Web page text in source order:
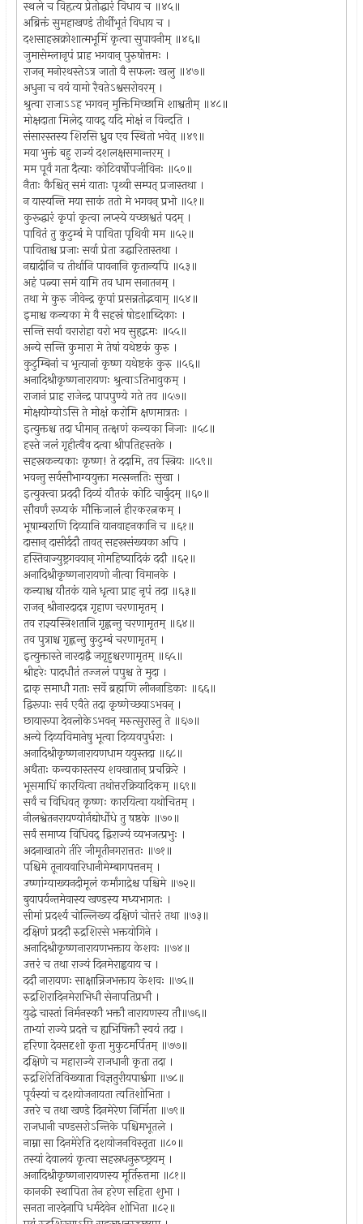
स्थले च विहृत्य प्रेतोद्धारं विधाय च ॥४५॥
अब्रिक्तं सुमहाखण्डं तीर्थीभूतं विधाय च ।
दशसाहस्रक्रोशात्मभूमिं कृत्वा सुपावनीम् ॥४६॥
जुमासेम्लानृपं प्राह भगवान् पुरुषोत्तमः ।
राजन् मनोरथस्तेऽत्र जातो वै सफलः खलु ॥४७॥
अधुना च वयं यामो रैवतेऽश्वसरोवरम् ।
श्रुत्वा राजाऽऽह भगवन् मुक्तिमिच्छामि शाश्वतीम् ॥४८॥
मोक्षदाता मिलेद् यावद् यदि मोक्षं न विन्दति ।
संसारस्तस्य शिरसि ध्रुव एव स्थितो भवेत् ॥४९॥
मया भुक्तं बहु राज्यं दशलक्षसमान्तरम् ।
मम पूर्वं गता दैत्याः कोटिवर्षोपजीविनः ॥५०॥
नैताः कैश्चित् समं याताः पृथ्वी सम्पत् प्रजास्तथा ।
न यास्यन्ति मया साकं ततो मे भगवन् प्रभो ॥५१॥
कुरूद्धारं कृपां कृत्वा लप्स्ये यच्छाश्वतं पदम् ।
पावितं तु कुटुम्बं मे पाविता पृथिवी मम ॥५२॥
पाविताश्च प्रजाः सर्वा प्रेता उद्धारितास्तथा ।
नद्यादीनि च तीर्थानि पावनानि कृतान्यपि ॥५३॥
अहं पत्न्या समं यामि तव धाम सनातनम् ।
तथा मे कुरु जीवेन्द्र कृपां प्रसन्नतोद्भवाम् ॥५४॥
इमाश्च कन्यका मे वै सहस्रं षोडशाब्दिकाः ।
सन्ति सर्वा वरारोहा वरो भव सुहृद्गमः ॥५५॥
अन्ये सन्ति कुमारा मे तेषां यथेष्टकं कुरु ।
कुटुम्बिनां च भृत्यानां कृष्ण यथेष्टकं कुरु ॥५६॥
अनादिश्रीकृष्णनारायणः श्रुत्वाऽतिभावुकम् ।
राजानं प्राह राजेन्द्र पापपुण्ये गते तव ॥५७॥
मोक्षयोग्योऽसि ते मोक्षं करोमि क्षणमात्रतः ।
इत्युक्तश्च तदा धीमान् तत्क्षणं कन्यका निजाः ॥५८॥
हस्ते जलं गृहीत्वैव दत्वा श्रीपतिहस्तके ।
सहस्रकन्यकाः कृष्ण! ते ददामि, तव स्त्रियः ॥५९॥
भवन्तु सर्वसौभाग्ययुक्ता मत्सन्ततिः सुखा ।
इत्युक्त्वा प्रददौ दिव्यं यौतकं कोटि चार्बुदम् ॥६०॥
सौवर्णं रूप्यकं मौक्तिजालं हीरकरत्नकम् ।
भूषाम्बराणि दिव्यानि यानवाहनकानि च ॥६१॥
दासान् दासीर्ददौ तावत् सहस्रसंख्यका अपि ।
हस्तिवाज्युष्ट्रगवयान् गोमहिष्यादिकं ददौ ॥६२॥
अनादिश्रीकृष्णनारायणो नीत्वा विमानके ।
कन्याश्च यौतकं याने धृत्वा प्राह नृपं तदा ॥६३॥
राजन् श्रीनारदादत्र गृहाण चरणामृतम् ।
तव राज्ञ्यस्त्रिशतानि गृह्णन्तु चरणामृतम् ॥६४॥
तव पुत्राश्च गृह्णन्तु कुटुम्बं चरणामृतम् ।
इत्युक्तास्ते नारदाद्वै जगृहुश्चरणामृतम् ॥६५॥
श्रीहरेः पादधौतं तज्जलं पपुश्च ते मुदा ।
द्राक् समाधौ गताः सर्वे ब्रह्मणि लीननाडिकाः ॥६६॥
द्विरूपाः सर्व एवैते तदा कृष्णेच्छयाऽभवन् ।
छायारूपा देवलोकेऽभवन् मरुत्सुरास्तु ते ॥६७॥
अन्ये दिव्यविमानेषु भूत्वा दिव्यवपुर्धराः ।
अनादिश्रीकृष्णनारायणधाम ययुस्तदा ॥६८॥
अथैताः कन्यकास्तस्य शवखातान् प्रचक्रिरे ।
भूसमाधिं कारयित्वा तथोत्तरक्रियादिकम् ॥६९॥
सर्वं च विधिवत् कृष्णः कारयित्वा यथोचितम् ।
नीलश्वेतनरायण्योर्नद्योर्धोधे तु षष्ठके ॥७०॥
सर्वं समाप्य विधिवद् द्विराज्यं व्यभजत्प्रभुः ।
अदनाखातगे तीरे जीमूतीनगरात्ततः ॥७१॥
पश्चिमे तूनायवारिधानीमेम्बागपत्तनम् ।
उष्णांग्याख्यनदीमूलं कर्मांगाद्रेश्च पश्चिमे ॥७२॥
बुयापर्यन्तमेवास्य खण्डस्य मध्यभागतः ।
सीमां प्रदर्श्य चोल्लिख्य दक्षिणं चोत्तरं तथा ॥७३॥
दक्षिणं प्रददौ रुद्रशिरसे भक्तयोगिने ।
अनादिश्रीकृष्णनारायणभक्ताय केशवः ॥७४॥
उत्तरं च तथा राज्यं दिनमेराह्वयाय च ।
ददौ नारायणः साक्षान्निजभक्ताय केशवः ॥७५॥
रुद्रशिरादिनमेराभिधौ सेनापतिप्रभौ ।
युद्धे चास्तां निर्मनस्कौ भक्तौ नारायणस्य तौ॥७६॥
ताभ्यां राज्ये प्रदत्ते च ह्यभिषिक्तौ स्वयं तदा ।
हरिणा देवसदृशो कृता मुकुटमर्पितम् ॥७७॥
दक्षिणे च महाराज्ये राजधानी कृता तदा ।
रुद्रशिरेतिविख्याता विज्ञतुरीयपार्श्वगा ॥७८॥
पूर्वस्यां च दशयोजनायता त्वतिशोभिता ।
उत्तरे च तथा खण्डे दिनमेरेण निर्मिता ॥७९॥
राजधानी चण्डसरोऽन्तिके पश्चिमभूतले ।
नाम्ना सा दिनमेरेति दशयोजनविस्तृता ॥८०॥
तस्यां देवालयं कृत्वा सहस्रधनुरुच्छ्रयम् ।
अनादिश्रीकृष्णनारायणस्य मूर्तिरुत्तमा ॥८१॥
कानकी स्थापिता तेन हरेण सहिता शुभा ।
सनता नारदेनापि धर्मदेवेन शोभिता ॥८२॥